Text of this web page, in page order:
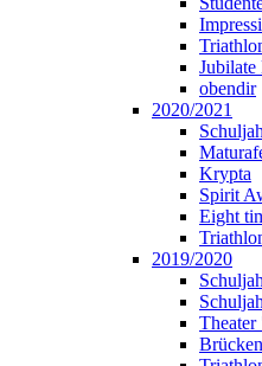
Jubilate
obendir
2020/2021
Krypta
Spirit
Eight
2019/2020
Theater